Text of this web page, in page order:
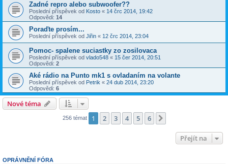
Zadné repro alebo subwoofer??
Poslední příspěvek od Kosto « 14 črc 2014, 19:42
Odpovědi: 14
Poraďte prosím...
Poslední příspěvek od Jiřin « 12 črc 2014, 23:04
Pomoc- spalene suciastky zo zosilovaca
Poslední příspěvek od vlado548 « 15 čer 2014, 20:51
Odpovědi: 2
Aké rádio na Punto mk1 s ovladaním na volante
Poslední příspěvek od Petrik « 24 dub 2014, 23:20
Odpovědi: 6
Nové téma
256 témat 1 2 3 4 5 6
Přejít na
OPRÁVNĚNÍ FÓRA